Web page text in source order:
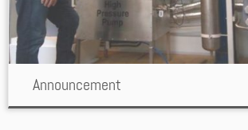
The SMARTii team has produced electricity with
Powered CO2 based power plant prototype
Announcement